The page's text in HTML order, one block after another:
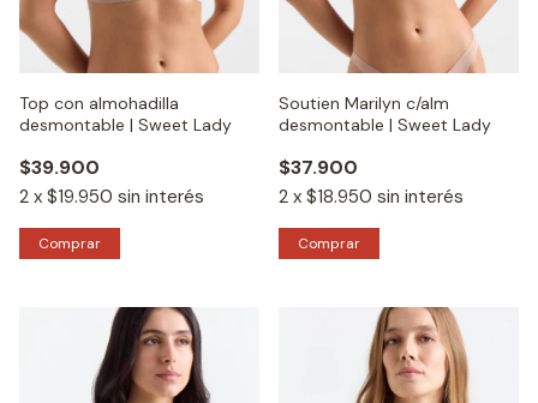
Top con almohadilla
desmontable | Sweet Lady
$39.900
2 x $19.950 sin interés
Comprar
Soutien Marilyn c/alm
desmontable | Sweet Lady
$37.900
2 x $18.950 sin interés
Comprar